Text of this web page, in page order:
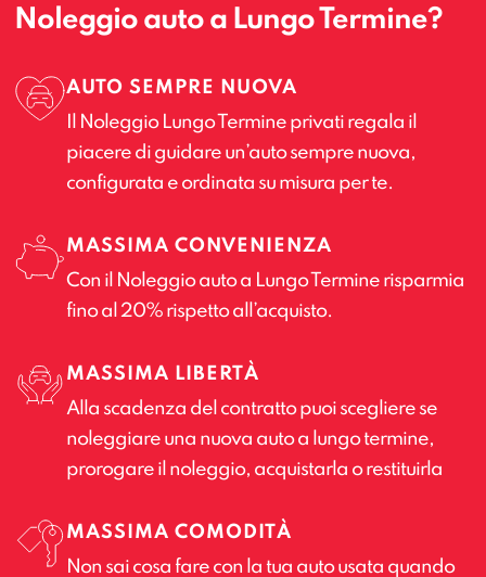
Noleggio auto a Lungo Termine?
AUTO SEMPRE NUOVA
Il Noleggio Lungo Termine privati regala il
piacere di guidare un’auto sempre nuova,
configurata e ordinata su misura per te.
MASSIMA CONVENIENZA
Con il Noleggio auto a Lungo Termine risparmia
fino al 20% rispetto all’acquisto.
MASSIMA LIBERTÀ
Alla scadenza del contratto puoi scegliere se
noleggiare una nuova auto a lungo termine,
prorogare il noleggio, acquistarla o restituirla
MASSIMA COMODITÀ
Non sai cosa fare con la tua auto usata quando